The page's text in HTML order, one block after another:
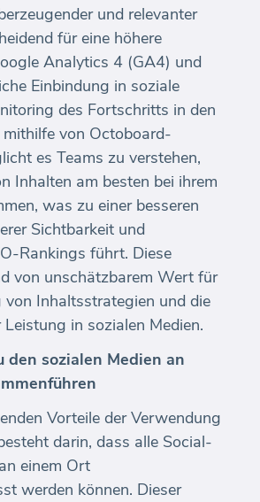
und relevanter
für eine höhere
Analytics 4 (GA4) und
Einbindung in soziale
des Fortschritts in den
mithilfe von Octoboard-
es Teams zu verstehen,
Inhalten am besten bei ihrem
was zu einer besseren
Sichtbarkeit und
Rankings führt. Diese
von unschätzbarem Wert für
von Inhaltsstrategien und die
in sozialen Medien.
den sozialen Medien an
Vorteile der Verwendung
darin, dass alle Social-
einem Ort
werden können. Dieser